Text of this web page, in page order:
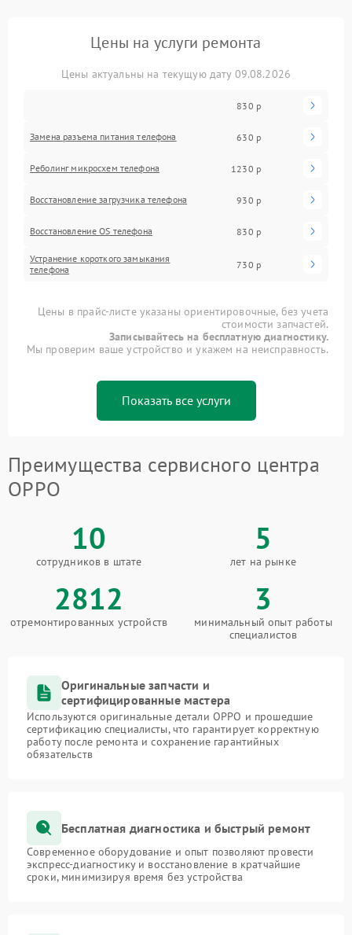
Цены на услуги ремонта
Цены актуальны на текущую дату 09.08.2026
830 р
Замена разъема питания телефона 630 р
Реболинг микросхем телефона 1230 р
Восстановление загрузчика телефона 930 р
Восстановление OS телефона 830 р
Устранение короткого замыкания
телефона
730 р
Цены в прайс-листе указаны ориентировочные, без учета
стоимости запчастей.
Записывайтесь на бесплатную диагностику.
Мы проверим ваше устройство и укажем на неисправность.
Показать все услуги
Преимущества сервисного центра
OPPO
10
сотрудников в штате
5
лет на рынке
2812
отремонтированных устройств
3
минимальный опыт работы
специалистов
Оригинальные запчасти и
сертифицированные мастера
Используются оригинальные детали OPPO и прошедшие
сертификацию специалисты, что гарантирует корректную
работу после ремонта и сохранение гарантийных
обязательств
Бесплатная диагностика и быстрый ремонт
Современное оборудование и опыт позволяют провести
экспресс-диагностику и восстановление в кратчайшие
сроки, минимизируя время без устройства